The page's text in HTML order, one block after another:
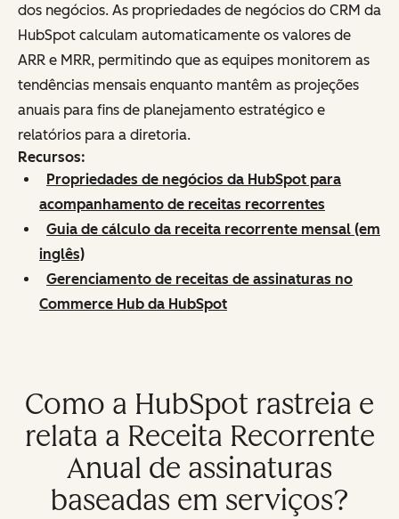
dos negócios. As propriedades de negócios do CRM da
HubSpot calculam automaticamente os valores de
ARR e MRR, permitindo que as equipes monitorem as
tendências mensais enquanto mantêm as projeções
anuais para fins de planejamento estratégico e
relatórios para a diretoria.
Recursos:
Propriedades de negócios da HubSpot para
acompanhamento de receitas recorrentes
Guia de cálculo da receita recorrente mensal (em
inglês)
Gerenciamento de receitas de assinaturas no
Commerce Hub da HubSpot
Como a HubSpot rastreia e
relata a Receita Recorrente
Anual de assinaturas
baseadas em serviços?